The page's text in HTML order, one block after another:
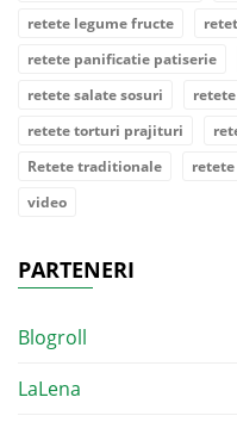
retete legume fructe
retete panificatie patiserie
retete salate sosuri
retete torturi prajituri
Retete traditionale
video
PARTENERI
Blogroll
LaLena